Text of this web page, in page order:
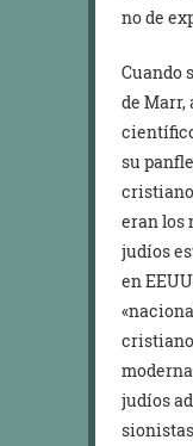
no de
Cuando
de
su
eran los
judíos
en
judíos